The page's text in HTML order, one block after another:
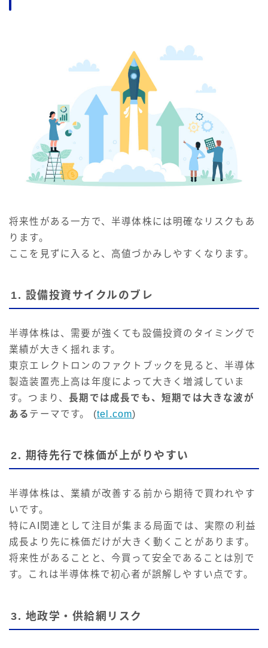
将来性がある一方で、半導体株には明確なリスクもあ
ります。
ここを見ずに入ると、高値づかみしやすくなります。
1. 設備投資サイクルのブレ
半導体株は、需要が強くても設備投資のタイミングで
業績が大きく揺れます。
東京エレクトロンのファクトブックを見ると、半導体
製造装置売上高は年度によって大きく増減していま
す。つまり、長期では成長でも、短期では大きな波が
ある テーマです。 (tel.com)
2. 期待先行で株価が上がりやすい
半導体株は、業績が改善する前から期待で買われやす
いです。
特にAI関連として注目が集まる局面では、実際の利益
成長より先に株価だけが大きく動くことがあります。
将来性があることと、今買って安全であることは別で
す。これは半導体株で初心者が誤解しやすい点です。
3. 地政学・供給網リスク